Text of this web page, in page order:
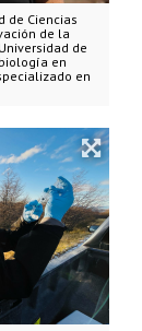
de Ciencias
de la
de
en
en